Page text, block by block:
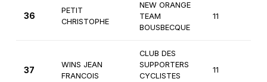
36
PETIT
CHRISTOPHE
NEW ORANGE
TEAM
BOUSBECQUE
11
37
WINS JEAN
FRANCOIS
CLUB DES
SUPPORTERS
CYCLISTES
11